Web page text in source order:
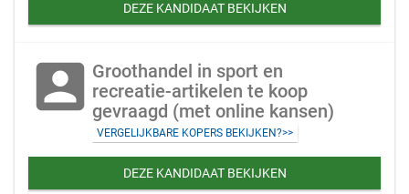
DEZE KANDIDAAT BEKIJKEN
account_box Groothandel in sport en
recreatie-artikelen te koop
gevraagd (met online kansen)
VERGELIJKBARE KOPERS BEKIJKEN?>>
DEZE KANDIDAAT BEKIJKEN